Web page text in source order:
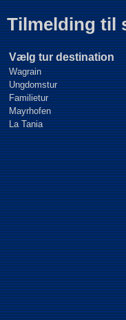
Tilmelding til
Vælg tur destination
Wagrain
Ungdomstur
Familietur
Mayrhofen
La Tania